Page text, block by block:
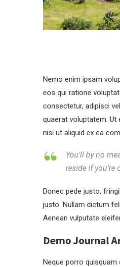
Nemo enim ipsam
eos qui ratione
consectetur, adipisci
quaerat voluptatem.
nisi ut aliquid ex ea
You’ll by no
reside if
Donec pede justo,
justo. Nullam dictum
Aenean vulputate
Demo Journal
Neque porro